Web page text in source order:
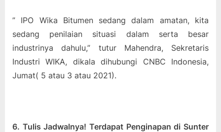
” IPO Wika Bitumen sedang dalam amatan, kita
sedang penilaian situasi dalam serta besar
industrinya dahulu,” tutur Mahendra, Sekretaris
Industri WIKA, dikala dihubungi CNBC Indonesia,
Jumat( 5 atau 3 atau 2021).
6. Tulis Jadwalnya! Terdapat Penginapan di Sunter